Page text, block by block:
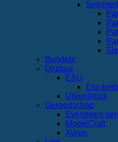
Bundels
Digitaal
ESU
Esu
Uhlenbrock
Gereedschap
Evergreen
ModelCraft
Xuron